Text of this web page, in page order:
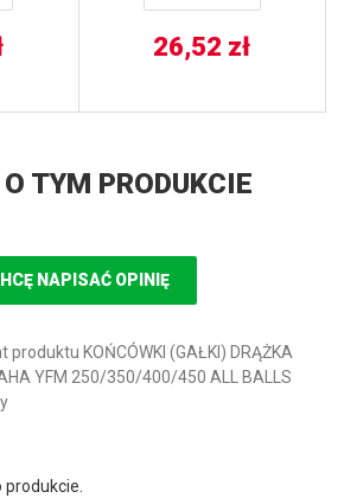
26,52 zł
TYM PRODUKCIE
NAPISAĆ OPINIĘ
KOŃCÓWKI (GAŁKI) DRĄŻKA
YFM 250/350/400/450 ALL BALLS